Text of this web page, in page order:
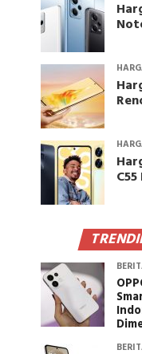
C55